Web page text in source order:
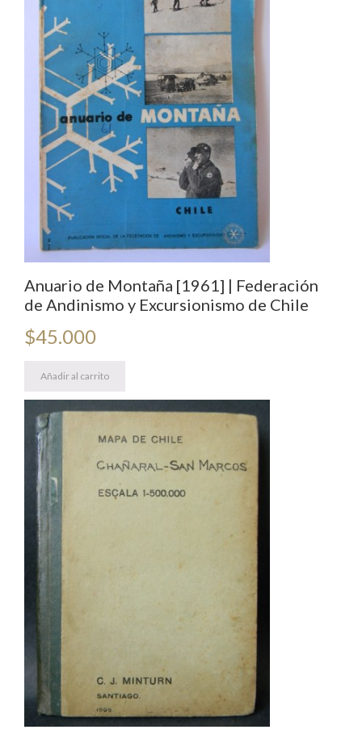
Anuario de Montaña [1961] | Federación
de Andinismo y Excursionismo de Chile
$45.000
Añadir al carrito